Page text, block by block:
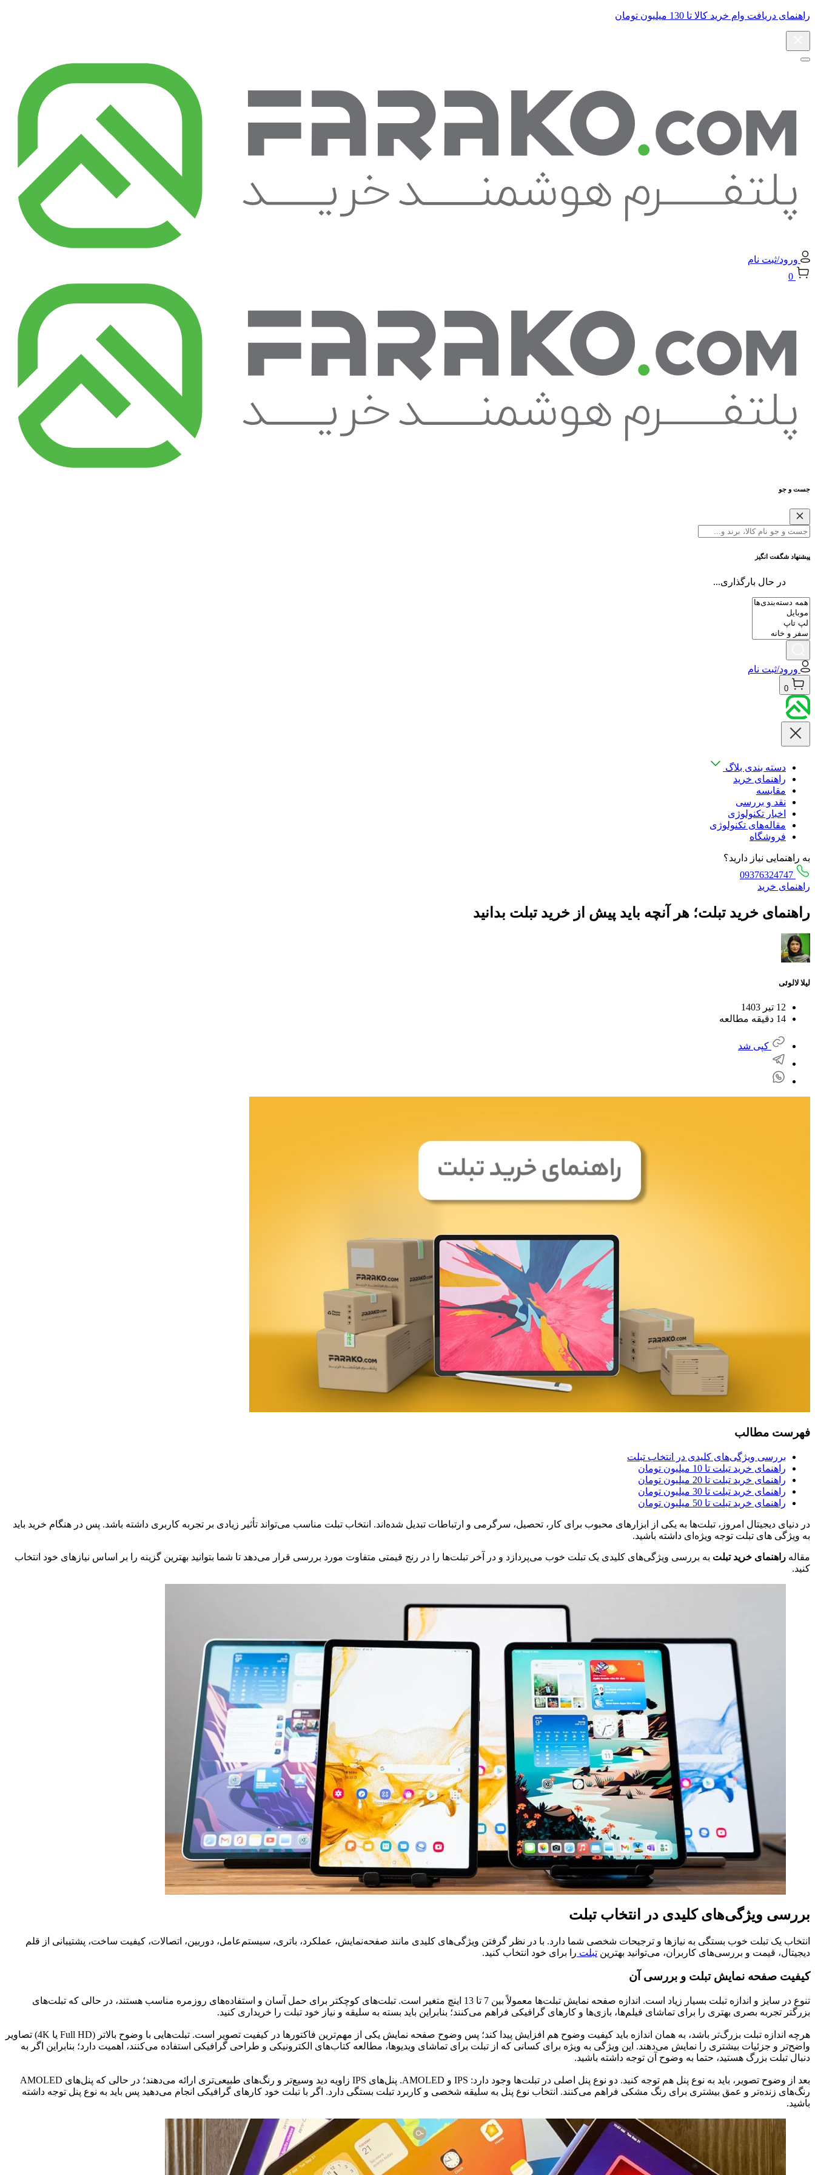
راهنمای دریافت وام خرید کالا تا 130 میلیون تومان
ورود/ثبت نام
0
جست و جو
پیشنهاد شگفت انگیز
در حال بارگذاری...
ورود/ثبت نام
0
دسته بندی بلاگ
راهنمای خرید
مقایسه
نقد و بررسی
اخبار تکنولوژی
مقاله‌های تکنولوژی
فروشگاه
به راهنمایی نیاز دارید؟
راهنمای خرید
راهنمای خرید تبلت؛ هر آنچه باید پیش از خرید تبلت بدانید
لیلا لالوئی
12 تیر 1403
14 دقیقه مطالعه
کپی شد
فهرست مطالب
بررسی ویژگی‌های کلیدی در انتخاب تبلت
راهنمای خرید تبلت تا 10 میلیون تومان
راهنمای خرید تبلت تا 20 میلیون تومان
راهنمای خرید تبلت تا 30 میلیون تومان
راهنمای خرید تبلت تا 50 میلیون تومان
در دنیای دیجیتال امروز، تبلت‌ها به یکی از ابزارهای محبوب برای کار، تحصیل، سرگرمی و ارتباطات تبدیل شده‌اند. انتخاب تبلت مناسب می‌تواند تأثیر زیادی بر تجربه کاربری داشته باشد. پس در هنگام خرید باید
به ویژگی‌ های تبلت توجه ویژه‌ای داشته باشید.
مقاله راهنمای خرید تبلت به بررسی ویژگی‌های کلیدی یک تبلت خوب می‌پردازد و در آخر تبلت‌ها را در رنج قیمتی متفاوت مورد بررسی قرار می‌دهد تا شما بتوانید بهترین گزینه را بر اساس نیازهای خود انتخاب
کنید.
بررسی ویژگی‌های کلیدی در انتخاب تبلت
انتخاب یک تبلت خوب بستگی به نیازها و ترجیحات شخصی شما دارد. با در نظر گرفتن ویژگی‌های کلیدی مانند صفحه‌نمایش، عملکرد، باتری، سیستم‌عامل، دوربین، اتصالات، کیفیت ساخت، پشتیبانی از قلم
دیجیتال، قیمت و بررسی‌های کاربران، می‌توانید بهترین تبلت را برای خود انتخاب کنید.
کیفیت صفحه نمایش تبلت و بررسی آن
تنوع در سایز و اندازه تبلت بسیار زیاد است. اندازه صفحه نمایش تبلت‌ها معمولاً بین 7 تا 13 اینچ متغیر است. تبلت‌های کوچکتر برای حمل آسان و استفاده‌های روزمره مناسب هستند، در حالی که تبلت‌های
بزرگتر تجربه بصری بهتری را برای تماشای فیلم‌ها، بازی‌ها و کارهای گرافیکی فراهم می‌کنند؛ بنابراین باید بسته به سلیقه و نیاز خود تبلت را خریداری کنید.
هرچه اندازه تبلت بزرگ‌تر باشد، به همان اندازه باید کیفیت وضوح هم افزایش پیدا کند؛ پس وضوح صفحه نمایش یکی از مهم‌ترین فاکتورها در کیفیت تصویر است. تبلت‌هایی با وضوح بالاتر (Full HD یا 4K) تصاویر
واضح‌تر و جزئیات بیشتری را نمایش می‌دهند. این ویژگی به ویژه برای کسانی که از تبلت برای تماشای ویدیوها، مطالعه کتاب‌های الکترونیکی و طراحی گرافیکی استفاده می‌کنند، اهمیت دارد؛ بنابراین اگر به
دنبال تبلت بزرگ هستید، حتما به وضوح آن توجه داشته باشید.
بعد از وضوح تصویر، باید به نوع پنل هم توجه کنید. دو نوع پنل اصلی در تبلت‌ها وجود دارد: IPS و AMOLED. پنل‌های IPS زاویه دید وسیع‌تر و رنگ‌های طبیعی‌تری ارائه می‌دهند؛ در حالی که پنل‌های AMOLED
رنگ‌های زنده‌تر و عمق بیشتری برای رنگ مشکی فراهم می‌کنند. انتخاب نوع پنل به سلیقه شخصی و کاربرد تبلت بستگی دارد. اگر با تبلت خود کارهای گرافیکی انجام می‌دهید پس باید به نوع پنل توجه داشته
باشید.